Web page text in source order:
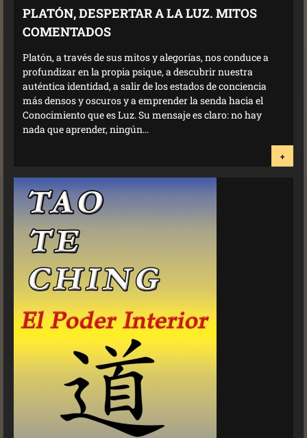
PLATÓN, DESPERTAR A LA LUZ. MITOS
COMENTADOS
Platón, a través de sus mitos y alegorías, nos conduce a
profundizar en la propia psique, a descubrir nuestra
auténtica identidad, a salir de los estados de conciencia
más densos y oscuros y a emprender la senda hacia el
Conocimiento que es Luz. Su mensaje es claro: no hay
nada que aprender, ningún...
+